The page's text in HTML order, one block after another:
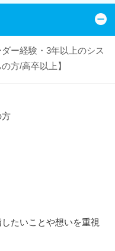
ー経験・3年以上のシス
方/高卒以上】
たいことや想いを重視